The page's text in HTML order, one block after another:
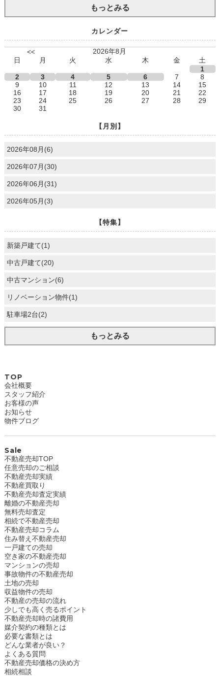
もっとみる
カレンダー
<<
2026年8月
日
月 火 水 木 金
土
1
2
3 4 5 6 7
8
9
10 11 12 13 14
15
16
17 18 19 20 21
22
23
24 25 26 27 28
29
30
31
【月別】
2026年08月(6)
2026年07月(30)
2026年06月(31)
2026年05月(3)
【特集】
新築戸建て(1)
中古戸建て(20)
中古マンション(6)
リノベーション物件(1)
駐車場2台(2)
もっとみる
TOP
会社概要
スタッフ紹介
お客様の声
お知らせ
物件ブログ
Sale
不動産売却TOP
任意売却のご相談
不動産売却実績
不動産買取り
不動産売却査定実績
離婚の不動産売却
無料売却査定
相続で不動産売却
不動産売却コラム
住み替え不動産売却
一戸建ての売却
空き家の不動産売却
マンションの売却
事故物件の不動産売却
土地の売却
収益物件の売却
不動産の売却の流れ
少しでも高く売るポイント
不動産売却時の諸費用
媒介契約の種類とは
必要な書類とは
どんな業者が良い？
よくある質問
不動産売却価格の決め方
相続相談